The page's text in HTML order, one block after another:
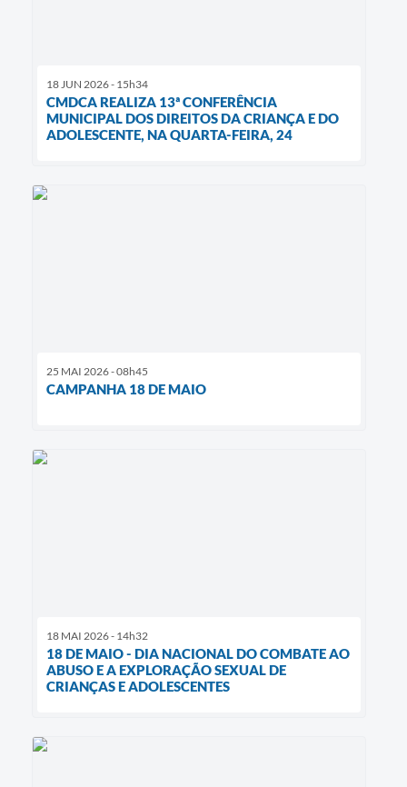
18 JUN 2026 - 15h34
CMDCA REALIZA 13ª CONFERÊNCIA
MUNICIPAL DOS DIREITOS DA CRIANÇA E DO
ADOLESCENTE, NA QUARTA-FEIRA, 24
25 MAI 2026 - 08h45
CAMPANHA 18 DE MAIO
18 MAI 2026 - 14h32
18 DE MAIO - DIA NACIONAL DO COMBATE AO
ABUSO E A EXPLORAÇÃO SEXUAL DE
CRIANÇAS E ADOLESCENTES